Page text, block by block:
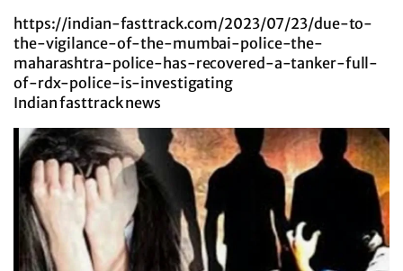
https://indian-fasttrack.com/2023/07/23/due-to-
the-vigilance-of-the-mumbai-police-the-
maharashtra-police-has-recovered-a-tanker-full-
of-rdx-police-is-investigating
Indian fasttrack news